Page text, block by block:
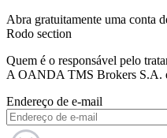
Abra gratuitamente uma conta
Rodo section
Quem é o responsável pelo
A OANDA TMS Brokers S.A.
Endereço de e-mail